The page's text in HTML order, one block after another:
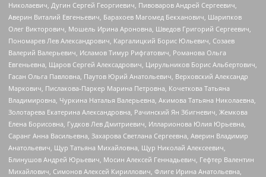
Николаевич, Дугин Сергей Георгиевич, Пивоваров Андрей Сергеевич,
Аверин Виталий Евгеньевич, Барахоев Магомед Бекханович, Шарипков
Олег Викторович, Мошель Ирина Ароновна, Шведов Григорий Сергеевич,
Пономарев Лев Александрович, Каргалицкий Борис Юльевич, Созаев
Валерий Валерьевич, Исламов Тимур Рифгатович, Романова Ольга
Евгеньевна, Щаров Сергей Алексадрович, Цирульников Борис Альбертович,
Гасан Ольга Павловна, Паутов Юрий Анатольевич, Верховский Александр
Маркович, Пислакова-Паркер Марина Петровна, Кочеткова Татьяна
Владимировна, Чуркина Наталья Валерьевна, Акимова Татьяна Николаевна,
Золотарева Екатерина Александровна, Рачинский Ян Збигневич, Жемкова
Елена Борисовна, Гудков Лев Дмитриевич, Илларионова Юлия Юрьевна,
Саранг Анна Васильевна, Захарова Светлана Сергеевна, Аверин Владимир
Анатольевич, Щур Татьяна Михайловна, Щур Николай Алексеевич,
Блинушов Андрей Юрьевич, Мосин Алексей Геннадьевич, Гефтер Валентин
Михайлович, Симонов Алексей Кириллович, Флиге Ирина Анатольевна,